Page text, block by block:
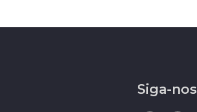
Siga-nos